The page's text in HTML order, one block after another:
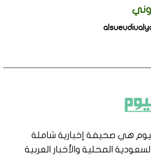
هي صحيفة إخبارية شاملة
المحلية والأخبار العربية